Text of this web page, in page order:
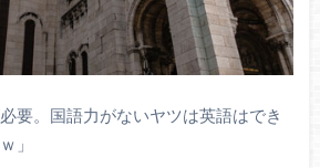
要。国語力がないヤツは英語はでき
」